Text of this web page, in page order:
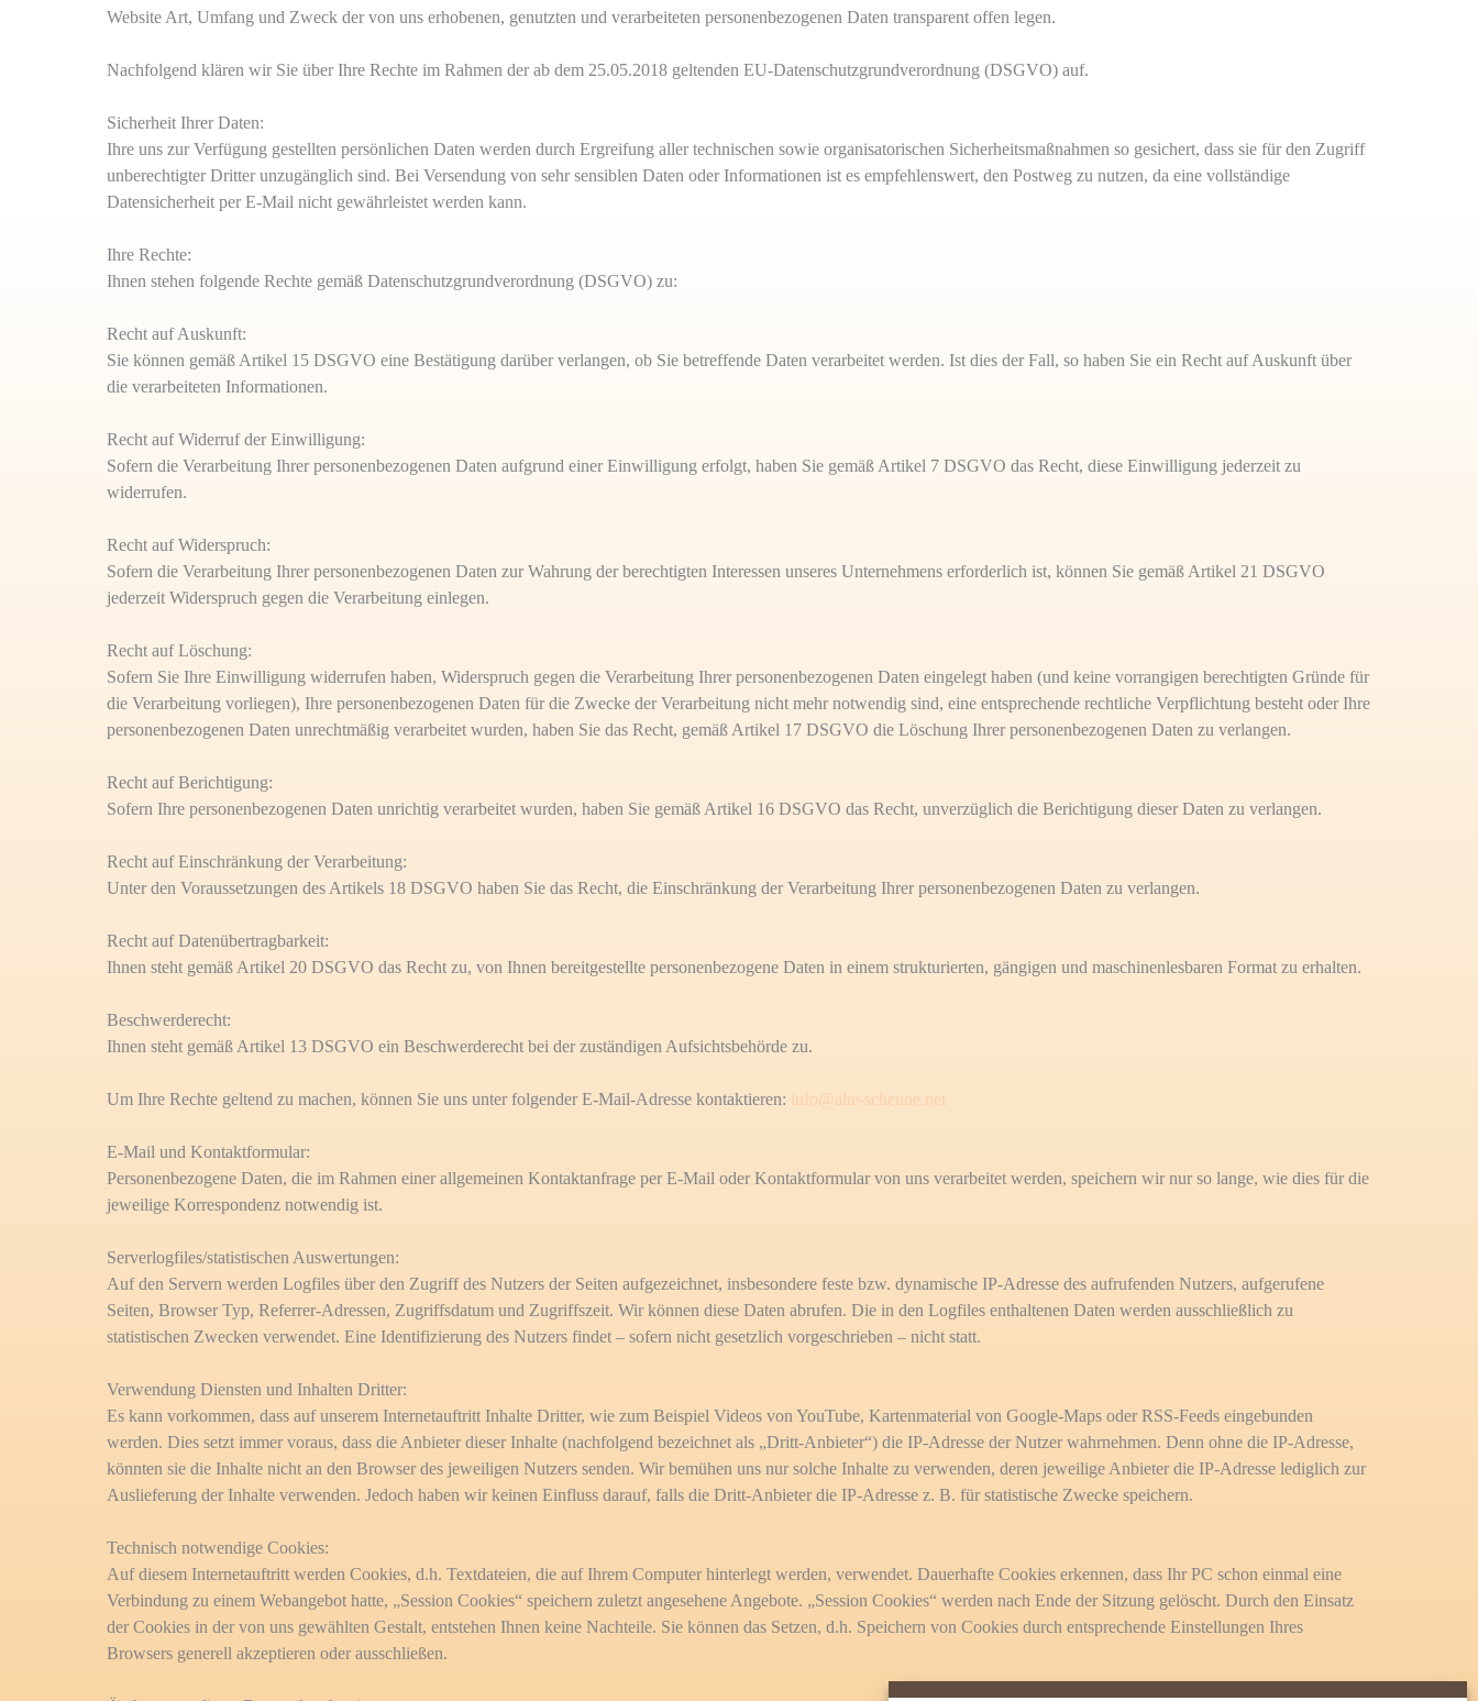
Website Art, Umfang und Zweck der von uns erhobenen, genutzten und verarbeiteten personenbezogenen Daten transparent offen legen.
Nachfolgend klären wir Sie über Ihre Rechte im Rahmen der ab dem 25.05.2018 geltenden EU-Datenschutzgrundverordnung (DSGVO) auf.
Sicherheit Ihrer Daten:
Ihre uns zur Verfügung gestellten persönlichen Daten werden durch Ergreifung aller technischen sowie organisatorischen Sicherheitsmaßnahmen so gesichert, dass sie für den Zugriff
unberechtigter Dritter unzugänglich sind. Bei Versendung von sehr sensiblen Daten oder Informationen ist es empfehlenswert, den Postweg zu nutzen, da eine vollständige
Datensicherheit per E-Mail nicht gewährleistet werden kann.
Ihre Rechte:
Ihnen stehen folgende Rechte gemäß Datenschutzgrundverordnung (DSGVO) zu:
Recht auf Auskunft:
Sie können gemäß Artikel 15 DSGVO eine Bestätigung darüber verlangen, ob Sie betreffende Daten verarbeitet werden. Ist dies der Fall, so haben Sie ein Recht auf Auskunft über
die verarbeiteten Informationen.
Recht auf Widerruf der Einwilligung:
Sofern die Verarbeitung Ihrer personenbezogenen Daten aufgrund einer Einwilligung erfolgt, haben Sie gemäß Artikel 7 DSGVO das Recht, diese Einwilligung jederzeit zu
widerrufen.
Recht auf Widerspruch:
Sofern die Verarbeitung Ihrer personenbezogenen Daten zur Wahrung der berechtigten Interessen unseres Unternehmens erforderlich ist, können Sie gemäß Artikel 21 DSGVO
jederzeit Widerspruch gegen die Verarbeitung einlegen.
Recht auf Löschung:
Sofern Sie Ihre Einwilligung widerrufen haben, Widerspruch gegen die Verarbeitung Ihrer personenbezogenen Daten eingelegt haben (und keine vorrangigen berechtigten Gründe für
die Verarbeitung vorliegen), Ihre personenbezogenen Daten für die Zwecke der Verarbeitung nicht mehr notwendig sind, eine entsprechende rechtliche Verpflichtung besteht oder Ihre
personenbezogenen Daten unrechtmäßig verarbeitet wurden, haben Sie das Recht, gemäß Artikel 17 DSGVO die Löschung Ihrer personenbezogenen Daten zu verlangen.
Recht auf Berichtigung:
Sofern Ihre personenbezogenen Daten unrichtig verarbeitet wurden, haben Sie gemäß Artikel 16 DSGVO das Recht, unverzüglich die Berichtigung dieser Daten zu verlangen.
Recht auf Einschränkung der Verarbeitung:
Unter den Voraussetzungen des Artikels 18 DSGVO haben Sie das Recht, die Einschränkung der Verarbeitung Ihrer personenbezogenen Daten zu verlangen.
Recht auf Datenübertragbarkeit:
Ihnen steht gemäß Artikel 20 DSGVO das Recht zu, von Ihnen bereitgestellte personenbezogene Daten in einem strukturierten, gängigen und maschinenlesbaren Format zu erhalten.
Beschwerderecht:
Ihnen steht gemäß Artikel 13 DSGVO ein Beschwerderecht bei der zuständigen Aufsichtsbehörde zu.
Um Ihre Rechte geltend zu machen, können Sie uns unter folgender E-Mail-Adresse kontaktieren: info@alte-scheune.net
E-Mail und Kontaktformular:
Personenbezogene Daten, die im Rahmen einer allgemeinen Kontaktanfrage per E-Mail oder Kontaktformular von uns verarbeitet werden, speichern wir nur so lange, wie dies für die
jeweilige Korrespondenz notwendig ist.
Serverlogfiles/statistischen Auswertungen:
Auf den Servern werden Logfiles über den Zugriff des Nutzers der Seiten aufgezeichnet, insbesondere feste bzw. dynamische IP-Adresse des aufrufenden Nutzers, aufgerufene
Seiten, Browser Typ, Referrer-Adressen, Zugriffsdatum und Zugriffszeit. Wir können diese Daten abrufen. Die in den Logfiles enthaltenen Daten werden ausschließlich zu
statistischen Zwecken verwendet. Eine Identifizierung des Nutzers findet – sofern nicht gesetzlich vorgeschrieben – nicht statt.
Verwendung Diensten und Inhalten Dritter:
Es kann vorkommen, dass auf unserem Internetauftritt Inhalte Dritter, wie zum Beispiel Videos von YouTube, Kartenmaterial von Google-Maps oder RSS-Feeds eingebunden
werden. Dies setzt immer voraus, dass die Anbieter dieser Inhalte (nachfolgend bezeichnet als „Dritt-Anbieter“) die IP-Adresse der Nutzer wahrnehmen. Denn ohne die IP-Adresse,
könnten sie die Inhalte nicht an den Browser des jeweiligen Nutzers senden. Wir bemühen uns nur solche Inhalte zu verwenden, deren jeweilige Anbieter die IP-Adresse lediglich zur
Auslieferung der Inhalte verwenden. Jedoch haben wir keinen Einfluss darauf, falls die Dritt-Anbieter die IP-Adresse z. B. für statistische Zwecke speichern.
Technisch notwendige Cookies:
Auf diesem Internetauftritt werden Cookies, d.h. Textdateien, die auf Ihrem Computer hinterlegt werden, verwendet. Dauerhafte Cookies erkennen, dass Ihr PC schon einmal eine
Verbindung zu einem Webangebot hatte, „Session Cookies“ speichern zuletzt angesehene Angebote. „Session Cookies“ werden nach Ende der Sitzung gelöscht. Durch den Einsatz
der Cookies in der von uns gewählten Gestalt, entstehen Ihnen keine Nachteile. Sie können das Setzen, d.h. Speichern von Cookies durch entsprechende Einstellungen Ihres
Browsers generell akzeptieren oder ausschließen.